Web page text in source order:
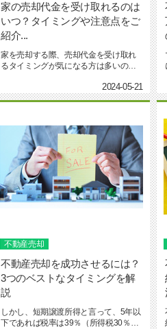
家の売却代金を受け取れるのは
いつ？タイミングや注意点をご
紹介...
家を売却する際、売却代金を受け取れ
るタイミングが気になる方は多いので
2024-05-21
不動産売却
不動産売却を成功させるには？
3つのベストなタイミングを解
説
しかし、短期譲渡所得と言って、5年以
下であれば税率は39％（所得税30％、